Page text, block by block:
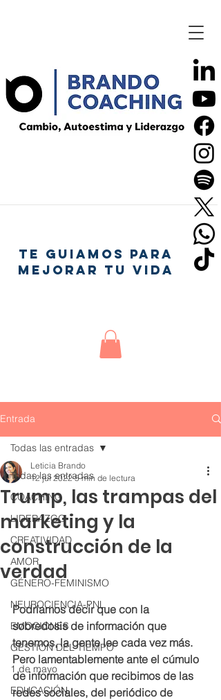
TE GUIAMOS PARA
MEJORAR TU VIDA
Entrada
Todas las entradas
COACHING
LIDERAZGO
CREATIVIDAD
AMOR
GÉNERO-FEMINISMO
NEUROCIENCIA-PNL
EMOCIONES
GESTIÓN DEL TIEMPO
1 de mayo
EDUCACIÓN
Todas las entradas
Trump, las trampas del
marketing y la
construcción de la
verdad
Leticia Brando
12 jul 2022 5 min de lectura
Podríamos decir que con la
sobredosis de información que
tenemos, la gente lee cada vez más.
Pero lamentablemente ante el cúmulo
de información que recibimos de las
redes sociales, del periódico de